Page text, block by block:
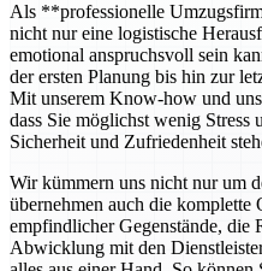
Als **professionelle
nicht nur eine logistische
emotional anspruchsvoll sein
der ersten Planung bis hin zur
Mit unserem Know-how und
dass Sie möglichst wenig
Sicherheit und Zufriedenheit
Wir kümmern uns nicht nur um
übernehmen auch die komplette
empfindlicher Gegenstände, die
Abwicklung mit den